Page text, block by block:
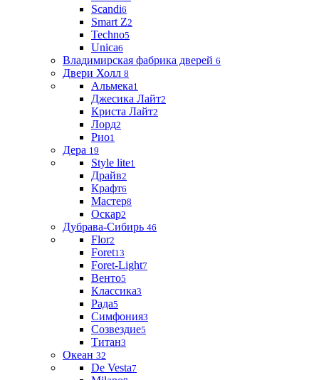
Scandi6
Smart Z2
Techno5
Unica6
Владимирская фабрика дверей 6
Двери Холл 8
Альмека1
Джесика Лайт2
Криста Лайт2
Лорд2
Рио1
Дера 19
Style lite1
Драйв2
Крафт6
Мастер8
Оскар2
Дубрава-Сибирь 46
Flor2
Foret13
Foret-Light7
Венто5
Классика3
Рада5
Симфония3
Созвездие5
Титан3
Океан 32
De Vesta7